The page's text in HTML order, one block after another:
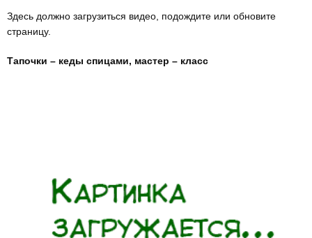
Здесь должно загрузиться видео, подождите или обновите
страницу.
Тапочки – кеды спицами, мастер – класс